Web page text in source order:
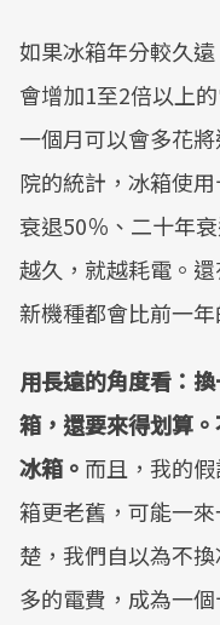
如果冰箱年分較久
會增加1至2倍以上
一個月可以會多花
院的統計，冰箱使
衰退50％、二十年
越久，就越耗電。
新機種都會比前一年
用長遠的角度看：
箱，還要來得划算
冰箱。 而且，我的
箱更老舊，可能一
楚，我們自以為不
多的電費，成為一